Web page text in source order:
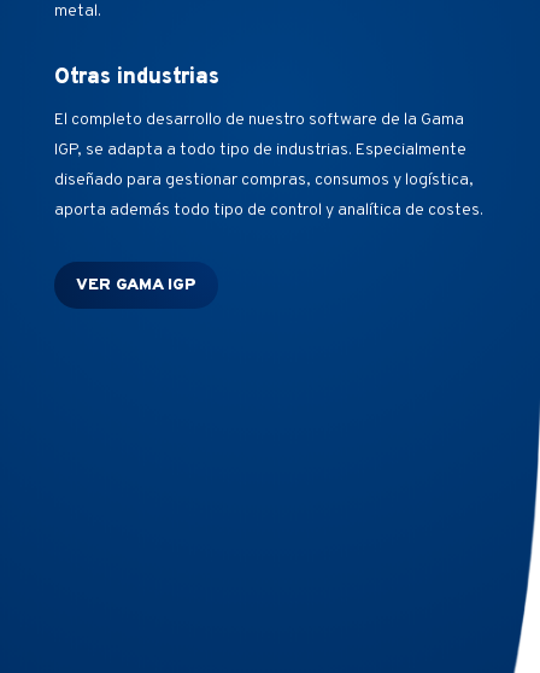
metal.
Otras industrias
El completo desarrollo de nuestro software de la Gama
IGP, se adapta a todo tipo de industrias. Especialmente
diseñado para gestionar compras, consumos y logística,
aporta además todo tipo de control y analítica de costes.
VER GAMA IGP